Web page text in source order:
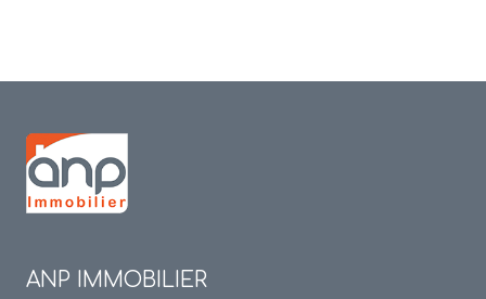
ANP IMMOBILIER